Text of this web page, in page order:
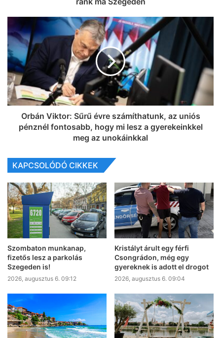
Orbán Viktor: Sűrű évre számíthatunk, az uniós
pénznél fontosabb, hogy mi lesz a gyerekeinkkel
meg az unokáinkkal
KAPCSOLÓDÓ CIKKEK
Szombaton munkanap,
fizetős lesz a parkolás
Szegeden is!
2026, augusztus 6. 09:12
Kristályt árult egy férfi
Csongrádon, még egy
gyereknek is adott el drogot
2026, augusztus 6. 09:04